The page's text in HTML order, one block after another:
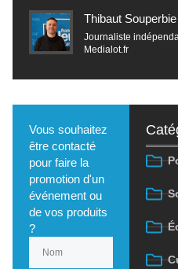
Thibaut Souperbie
Journaliste
Medialot.fr
Vous souhaitez
être contacté
pour faire la
promotion d'un
événement ou
de vos produits
?